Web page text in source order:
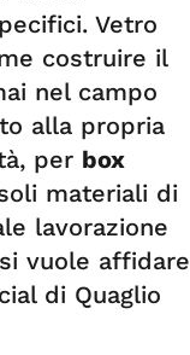
Vetro
costruire il
nel campo
alla propria
per box
materiali di
lavorazione
vuole affidare
di Quaglio